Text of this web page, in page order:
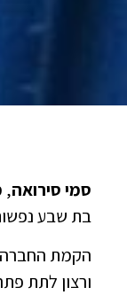
סמי סירואה,
בת שבע
הקמת
ורצון לתת